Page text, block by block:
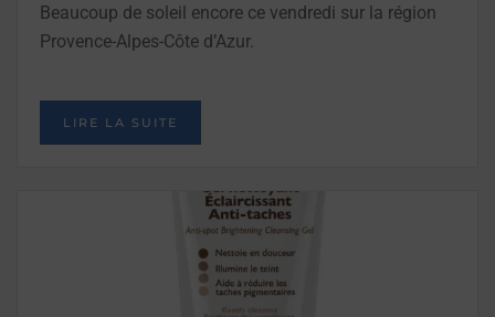
Beaucoup de soleil encore ce vendredi sur la région
Provence-Alpes-Côte d’Azur.
LIRE LA SUITE